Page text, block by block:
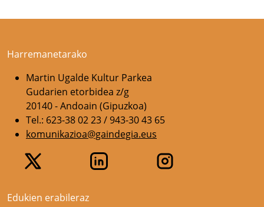
Harremanetarako
Martin Ugalde Kultur Parkea
Gudarien etorbidea z/g
20140 - Andoain (Gipuzkoa)
Tel.: 623-38 02 23 / 943-30 43 65
komunikazioa@gaindegia.eus
Edukien erabileraz